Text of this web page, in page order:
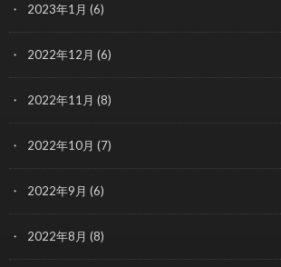
2023年1月 (6)
2022年12月 (6)
2022年11月 (8)
2022年10月 (7)
2022年9月 (6)
2022年8月 (8)